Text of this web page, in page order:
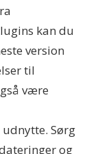
kan du
version
til
være
Sørg
og